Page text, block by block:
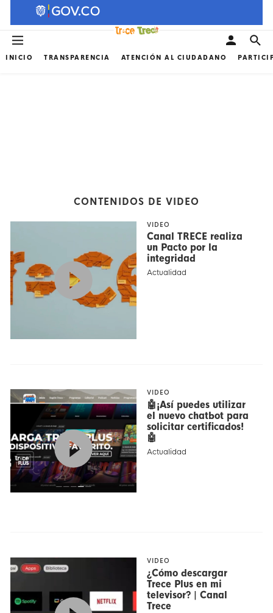
INICIO TRANSPARENCIA ATENCIÓN AL CIUDADANO
CONTENIDOS DE VIDEO
VIDEO
Canal TRECE realiza
un Pacto por la
integridad
Actualidad
VIDEO
🤖¡Así puedes utilizar
el nuevo chatbot para
solicitar certificados!
🤖
Actualidad
VIDEO
¿Cómo descargar
Trece Plus en mi
televisor? | Canal
Trece